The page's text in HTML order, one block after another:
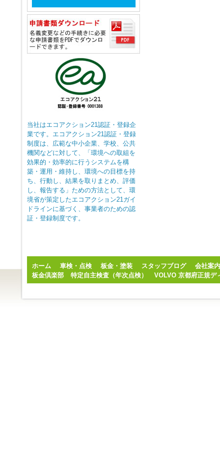
当社はエコアクション21認証・登録企
業です。エコアクション21認証・登録
制度は、広範な中小企業、学校、公共
機関などに対して、「環境への取組を
効果的・効率的に行うシステムを構
築・運用・維持し、環境への目標を持
ち、行動し、結果を取りまとめ、評価
し、報告する」ための方法として、環
境省が策定したエコアクション21ガイ
ドラインに基づく、事業者のための認
証・登録制度です。
ホーム 車検・点検 板金・塗装 スタッフブログ
会社案内
板金倶楽部
特定自主検査（年次点検） VOLVO 京都府正規デ